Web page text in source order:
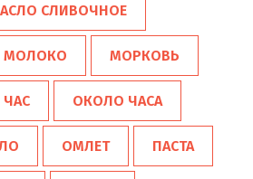
СЛИВОЧНОЕ
МОЛОКО МОРКОВЬ
ОКОЛО ЧАСА
ОМЛЕТ ПАСТА